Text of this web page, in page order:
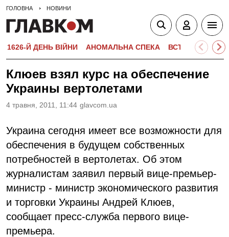
ГОЛОВНА НОВИНИ
1626-Й ДЕНЬ ВІЙНИ АНОМАЛЬНА СПЕКА ВСТУПНА
Клюев взял курс на обеспечение
Украины вертолетами
4 травня, 2011, 11:44 glavcom.ua
Украина сегодня имеет все возможности для
обеспечения в будущем собственных
потребностей в вертолетах. Об этом
журналистам заявил первый вице-премьер-
министр - министр экономического развития
и торговки Украины Андрей Клюев,
сообщает пресс-служба первого вице-
премьера.